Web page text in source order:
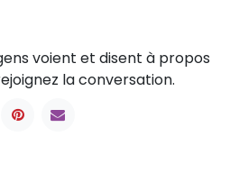
voient et disent à propos
la conversation.